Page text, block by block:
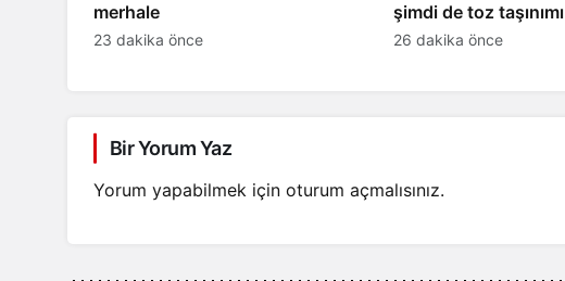
merhale
23 dakika önce
şimdi de toz taşınımı
26 dakika önce
Bir Yorum Yaz
Yorum yapabilmek için oturum açmalısınız.